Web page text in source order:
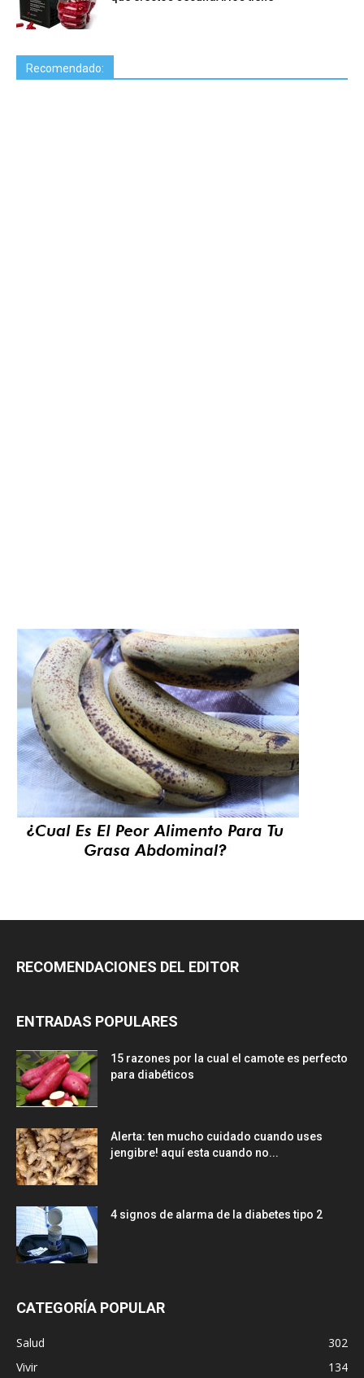
Recomendado:
RECOMENDACIONES DEL EDITOR
ENTRADAS POPULARES
15 razones por la cual el camote es perfecto
para diabéticos
Alerta: ten mucho cuidado cuando uses
jengibre! aquí esta cuando no...
4 signos de alarma de la diabetes tipo 2
CATEGORÍA POPULAR
Salud
302
Vivir
134